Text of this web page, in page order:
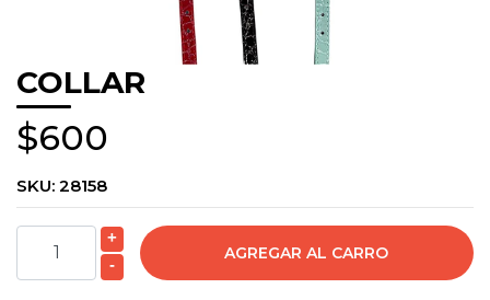
COLLAR
$600
SKU: 28158
+
-